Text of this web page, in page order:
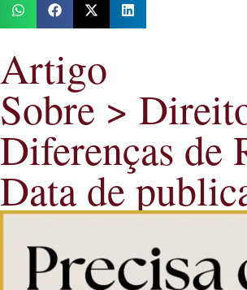
Artigo
Sobre >
Diferenças de
Data de